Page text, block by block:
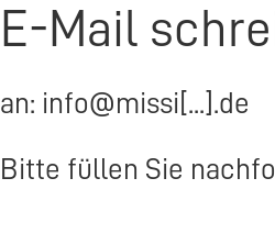
E-Mail
an: info@missi[...].de
Bitte füllen Sie